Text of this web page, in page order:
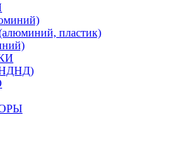
пластик)